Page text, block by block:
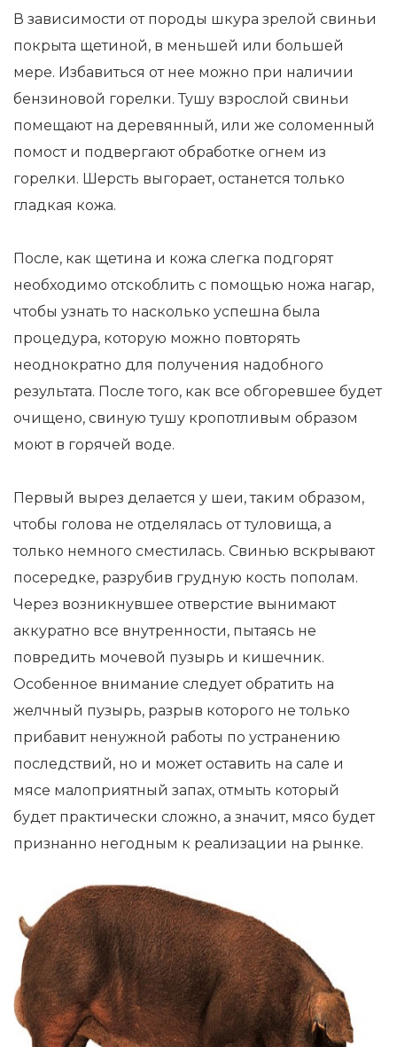
В зависимости от породы шкура зрелой свиньи
покрыта щетиной, в меньшей или большей
мере. Избавиться от нее можно при наличии
бензиновой горелки. Тушу взрослой свиньи
помещают на деревянный, или же соломенный
помост и подвергают обработке огнем из
горелки. Шерсть выгорает, останется только
гладкая кожа.
После, как щетина и кожа слегка подгорят
необходимо отскоблить с помощью ножа нагар,
чтобы узнать то насколько успешна была
процедура, которую можно повторять
неоднократно для получения надобного
результата. После того, как все обгоревшее будет
очищено, свиную тушу кропотливым образом
моют в горячей воде.
Первый вырез делается у шеи, таким образом,
чтобы голова не отделялась от туловища, а
только немного сместилась. Свинью вскрывают
посередке, разрубив грудную кость пополам.
Через возникнувшее отверстие вынимают
аккуратно все внутренности, пытаясь не
повредить мочевой пузырь и кишечник.
Особенное внимание следует обратить на
желчный пузырь, разрыв которого не только
прибавит ненужной работы по устранению
последствий, но и может оставить на сале и
мясе малоприятный запах, отмыть который
будет практически сложно, а значит, мясо будет
признанно негодным к реализации на рынке.